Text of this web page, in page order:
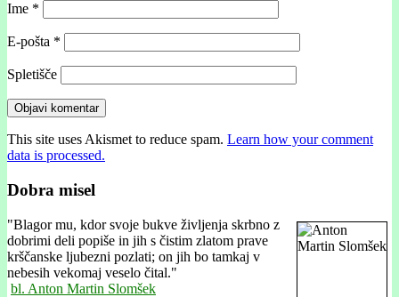
Ime *
E-pošta *
Spletišče
This site uses Akismet to reduce spam. Learn how your comment
data is processed.
Dobra misel
"Blagor mu, kdor svoje bukve življenja skrbno z
dobrimi deli popiše in jih s čistim zlatom prave
krščanske ljubezni pozlati; on jih bo tamkaj v
nebesih vekomaj veselo čital."
bl. Anton Martin Slomšek